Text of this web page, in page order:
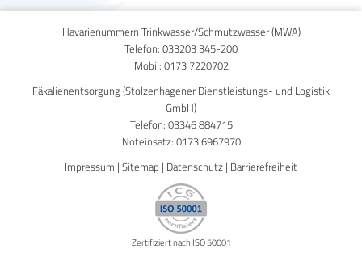
Published on30. September 2020
Havarienummern Trinkwasser/Schmutzwasser (MWA)
Telefon: 033203 345-200
Mobil: 0173 7220702
Fäkalienentsorgung (Stolzenhagener Dienstleistungs- und Logistik
GmbH)
Telefon: 03346 884715
Noteinsatz: 0173 6967970
Impressum | Sitemap | Datenschutz | Barrierefreiheit
Zertifiziert nach ISO 50001